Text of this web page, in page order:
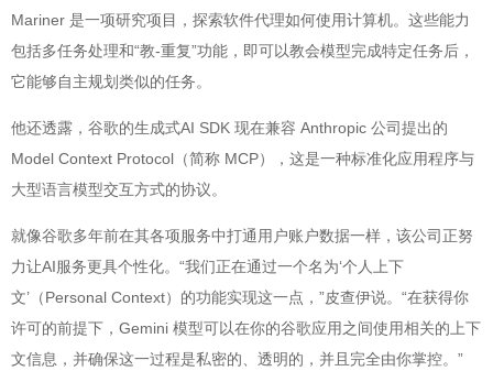
Mariner 是一项研究项目，探索软件代理如何使用计算机。这些能力
包括多任务处理和“教-重复”功能，即可以教会模型完成特定任务后，
它能够自主规划类似的任务。
他还透露，谷歌的生成式AI SDK 现在兼容 Anthropic 公司提出的
Model Context Protocol（简称 MCP），这是一种标准化应用程序与
大型语言模型交互方式的协议。
就像谷歌多年前在其各项服务中打通用户账户数据一样，该公司正努
力让AI服务更具个性化。“我们正在通过一个名为‘个人上下
文’（Personal Context）的功能实现这一点，”皮查伊说。“在获得你
许可的前提下，Gemini 模型可以在你的谷歌应用之间使用相关的上下
文信息，并确保这一过程是私密的、透明的，并且完全由你掌控。”